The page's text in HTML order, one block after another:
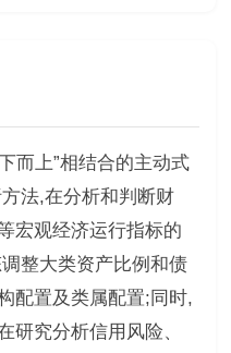
而上”相结合的主动式
法,在分析和判断财
宏观经济运行指标的
整大类资产比例和债
配置及类属配置;同时,
研究分析信用风险、